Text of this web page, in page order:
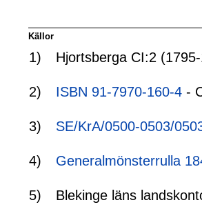
Källor
1) Hjortsberga CI:2
2) ISBN 91-7970-160-4 -
3) SE/KrA/0500-0503/
4) Generalmönsterrulla
5) Blekinge läns